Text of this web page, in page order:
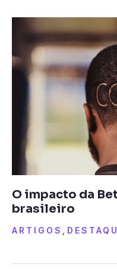
O impacto da
brasileiro
ARTIGOS